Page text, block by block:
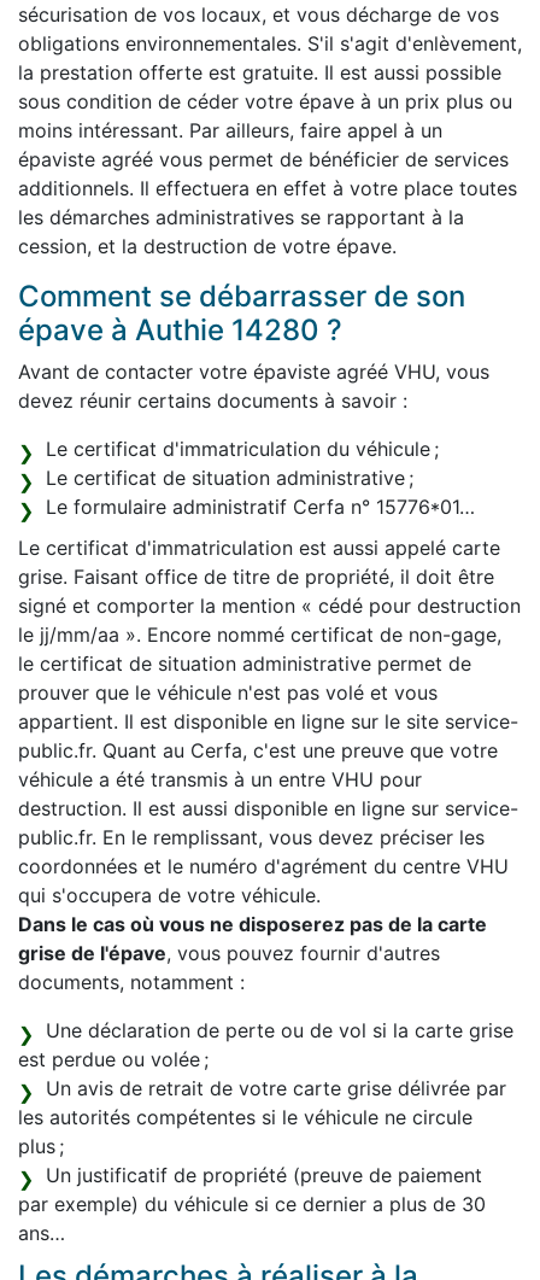
sécurisation de vos locaux, et vous décharge de vos
obligations environnementales. S'il s'agit d'enlèvement,
la prestation offerte est gratuite. Il est aussi possible
sous condition de céder votre épave à un prix plus ou
moins intéressant. Par ailleurs, faire appel à un
épaviste agréé vous permet de bénéficier de services
additionnels. Il effectuera en effet à votre place toutes
les démarches administratives se rapportant à la
cession, et la destruction de votre épave.
Comment se débarrasser de son
épave à Authie 14280 ?
Avant de contacter votre épaviste agréé VHU, vous
devez réunir certains documents à savoir :
Le certificat d'immatriculation du véhicule ;
Le certificat de situation administrative ;
Le formulaire administratif Cerfa n° 15776*01…
Le certificat d'immatriculation est aussi appelé carte
grise. Faisant office de titre de propriété, il doit être
signé et comporter la mention « cédé pour destruction
le jj/mm/aa ». Encore nommé certificat de non-gage,
le certificat de situation administrative permet de
prouver que le véhicule n'est pas volé et vous
appartient. Il est disponible en ligne sur le site service-
public.fr. Quant au Cerfa, c'est une preuve que votre
véhicule a été transmis à un entre VHU pour
destruction. Il est aussi disponible en ligne sur service-
public.fr. En le remplissant, vous devez préciser les
coordonnées et le numéro d'agrément du centre VHU
qui s'occupera de votre véhicule.
Dans le cas où vous ne disposerez pas de la carte
grise de l'épave, vous pouvez fournir d'autres
documents, notamment :
Une déclaration de perte ou de vol si la carte grise
est perdue ou volée ;
Un avis de retrait de votre carte grise délivrée par
les autorités compétentes si le véhicule ne circule
plus ;
Un justificatif de propriété (preuve de paiement
par exemple) du véhicule si ce dernier a plus de 30
ans…